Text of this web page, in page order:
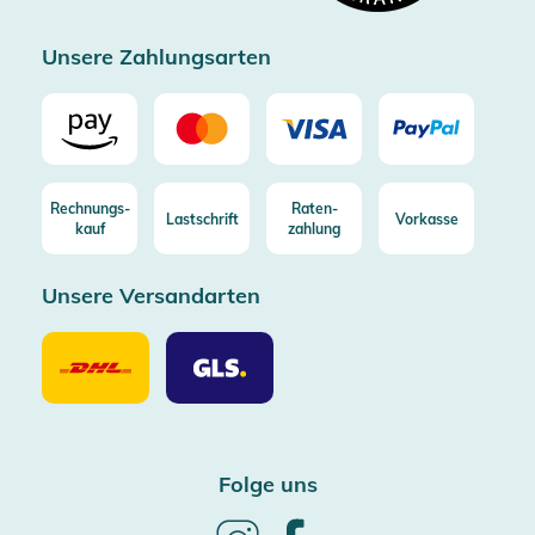
Unsere Zahlungsarten
Rechnungs-
kauf
Lastschrift
Raten-
zahlung
Vorkasse
Unsere Versandarten
Unsere
Versandarten
DHL
Unsere
Versandarten
GLS
Folge uns
Follow